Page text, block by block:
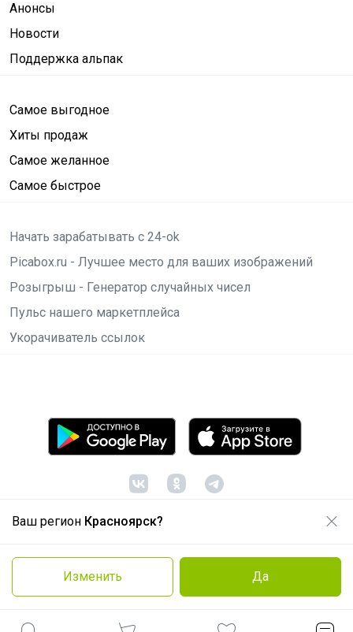
Ваш регион Красноярск?
Изменить Да
Анонсы
Новости
Поддержка альпак
Самое выгодное
Хиты продаж
Самое желанное
Самое быстрое
Начать зарабатывать с 24-ok
Picabox.ru - Лучшее место для ваших изображений
Розыгрыш - Генератор случайных чисел
Пульс нашего маркетплейса
Укорачиватель ссылок
© ООО "Лявита", ОГРН 1122468054070, 2012 -2026
Политика конфиденциальности
Cоглашение пользователя